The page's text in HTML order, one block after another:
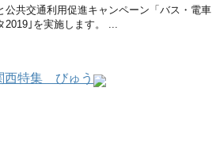
公共交通利用促進キャンペーン「バス・電車
2019｣を実施します。 ...